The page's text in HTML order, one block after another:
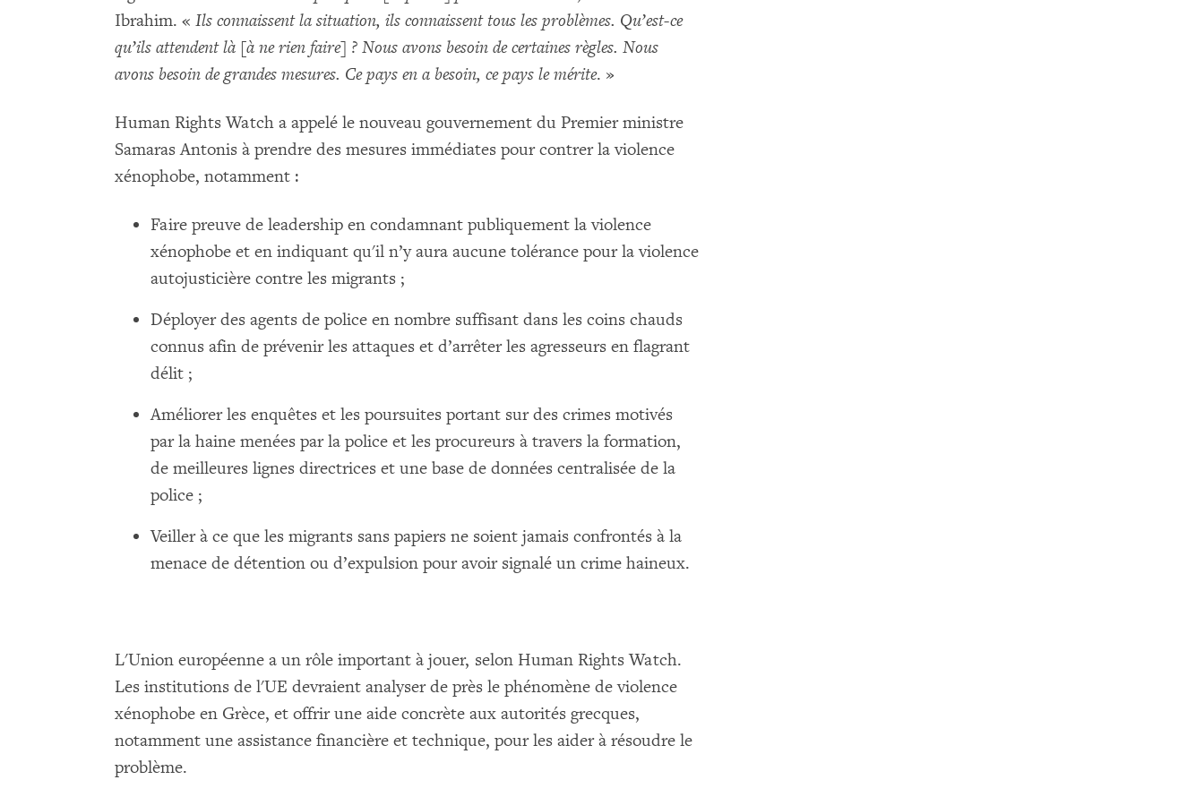
Ibrahim. « Ils connaissent la situation, ils connaissent tous les problèmes. Qu’est-ce
qu’ils attendent là [à ne rien faire] ? Nous avons besoin de certaines règles. Nous
avons besoin de grandes mesures. Ce pays en a besoin, ce pays le mérite. »
Human Rights Watch a appelé le nouveau gouvernement du Premier ministre
Samaras Antonis à prendre des mesures immédiates pour contrer la violence
xénophobe, notamment :
Faire preuve de leadership en condamnant publiquement la violence
xénophobe et en indiquant qu'il n’y aura aucune tolérance pour la violence
autojusticière contre les migrants ;
Déployer des agents de police en nombre suffisant dans les coins chauds
connus afin de prévenir les attaques et d’arrêter les agresseurs en flagrant
délit ;
Améliorer les enquêtes et les poursuites portant sur des crimes motivés
par la haine menées par la police et les procureurs à travers la formation,
de meilleures lignes directrices et une base de données centralisée de la
police ;
Veiller à ce que les migrants sans papiers ne soient jamais confrontés à la
menace de détention ou d’expulsion pour avoir signalé un crime haineux.
L'Union européenne a un rôle important à jouer, selon Human Rights Watch.
Les institutions de l'UE devraient analyser de près le phénomène de violence
xénophobe en Grèce, et offrir une aide concrète aux autorités grecques,
notamment une assistance financière et technique, pour les aider à résoudre le
problème.